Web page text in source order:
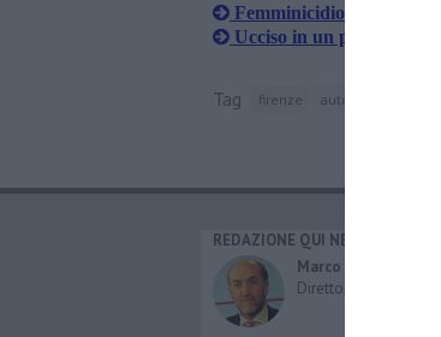
Femminicidio a
Ucciso in un parcheggio
Tag firenze autostrada del sole
REDAZIONE QUI NEWS
Marco Migli
Direttore Responsabile